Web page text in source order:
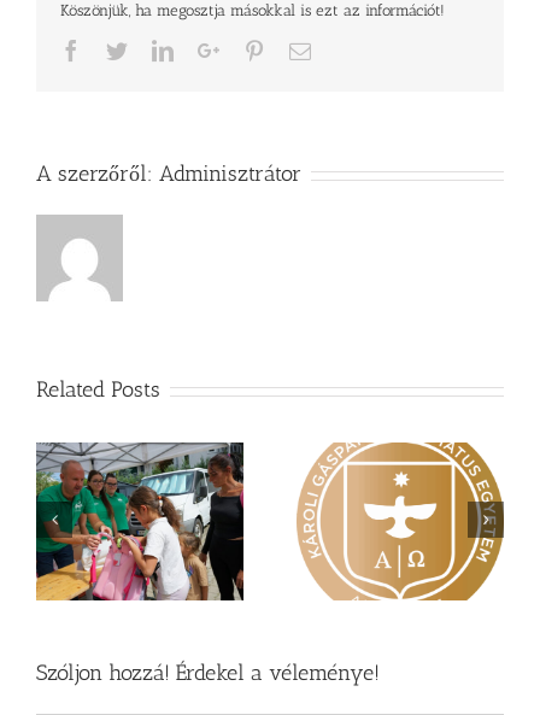
Köszönjük, ha megosztja másokkal is ezt az információt!
Facebook
TwitterLinkedInGoogle+PinterestEmail
A szerzőről: Adminisztrátor
Related Posts
Nagy érdeklődés övezi
a Károli képzéseit
Vasárnapi üzenet –
Zsoltárok 149
Szóljon hozzá! Érdekel a véleménye!